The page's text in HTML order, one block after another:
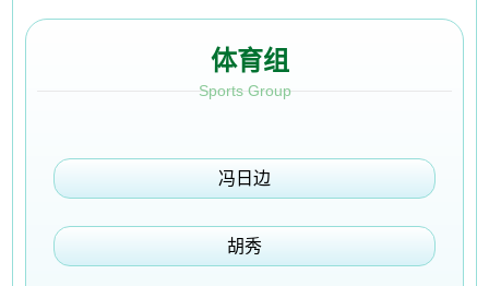
体育组
Sports Group
冯日边
胡秀